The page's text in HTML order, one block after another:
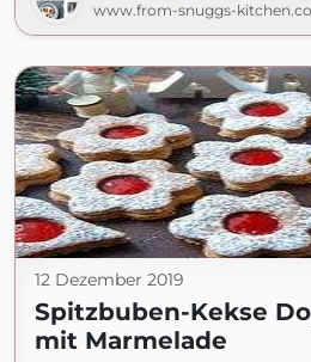
www.from-snuggs-
12 Dezember 2019
Spitzbuben-Kekse
mit Marmelade